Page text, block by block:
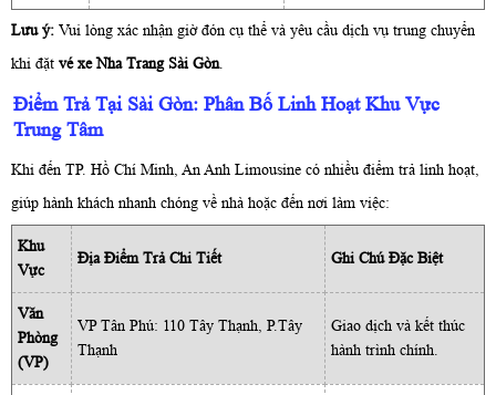
Lưu ý: Vui lòng xác nhận giờ đón cụ thể và yêu cầu dịch vụ trung chuyển
khi đặt vé xe Nha Trang Sài Gòn.
Điểm Trả Tại Sài Gòn: Phân Bố Linh Hoạt Khu Vực
Trung Tâm
Khi đến TP. Hồ Chí Minh, An Anh Limousine có nhiều điểm trả linh hoạt,
giúp hành khách nhanh chóng về nhà hoặc đến nơi làm việc:
Khu
Vực
Địa Điểm Trả Chi Tiết Ghi Chú Đặc Biệt
Văn
Phòng
(VP)
VP Tân Phú: 110 Tây Thạnh, P.Tây
Thạnh
Giao dịch và kết thúc
hành trình chính.